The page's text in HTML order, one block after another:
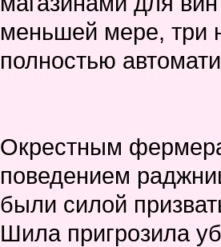
меньшей мере, три
полностью
Окрестным
поведением
были силой
Шила пригрозила